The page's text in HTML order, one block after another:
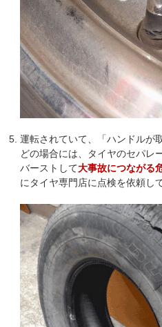
運転されていて、「ハンドルが
どの場合には、タイヤのセパレ
バーストして大事故につながる
にタイヤ専門店に点検を依頼し